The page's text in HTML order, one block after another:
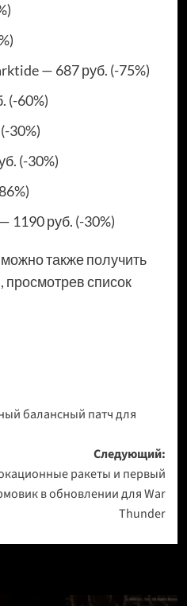
— 687 руб. (-75%)
(-60%)
30%)
(-30%)
1190 руб. (-30%)
также получить
просмотрев список
балансный патч для
Следующий:
ракеты и первый
в обновлении для War
Thunder